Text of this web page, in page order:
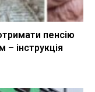
пенсію
інструкція